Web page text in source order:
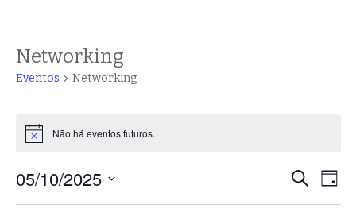
Networking
Eventos Networking
Notice Não há eventos futuros.
e
Procurar
eventos
do
Dia
05/10/2025
Selecione